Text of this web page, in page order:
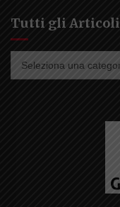
Tutti gli Articoli